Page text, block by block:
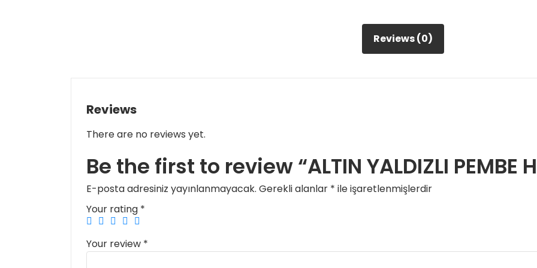
Reviews (0)
Reviews
There are no reviews yet.
Be the first to review “ALTIN YALDIZLI PEMBE
E-posta adresiniz yayınlanmayacak. Gerekli alanlar * ile işaretlenmişlerdir
Your rating *
Your review *